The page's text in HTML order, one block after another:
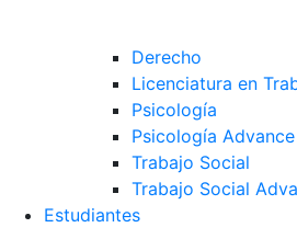
Derecho
Licenciatura en
Psicología
Psicología Advance
Trabajo Social
Trabajo Social
Estudiantes